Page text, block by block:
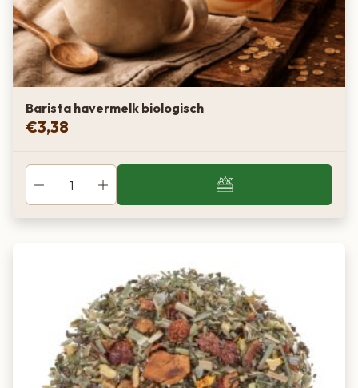
Barista havermelk biologisch
€3,38